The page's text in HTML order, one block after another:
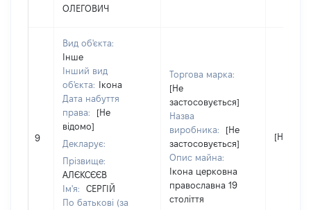
ОЛЕГОВИЧ
9
Вид об'єкта:
Інше
Інший вид
об'єкта:
Ікона
Дата набуття
права:
[Не
відомо]
Декларує:
Прізвище:
АЛЄКСЄЄВ
Ім'я:
СЕРГІЙ
По батькові (за
Торгова марка:
[Не
застосовується]
Назва
виробника:
[Не
застосовується]
Опис майна:
Ікона церковна
православна 19
століття
[Не